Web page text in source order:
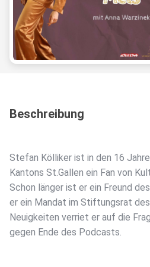
Beschreibung
Stefan Kölliker ist in den 16
Kantons St.Gallen ein Fan von
Schon länger ist er ein Freund
er ein Mandat im Stiftungsrat des
Neuigkeiten verriet er auf die
gegen Ende des Podcasts.